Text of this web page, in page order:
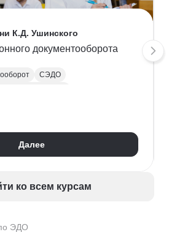
ЭДО
К.Д. Ушинского
документооборота
СЭДО
Далее
ко всем курсам